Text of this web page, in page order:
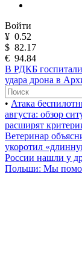
Войти
¥ 0.52
$ 82.17
€ 94.84
В РДКБ
удара дрона в
• Атака
августа: обзор
расширят
Ветеринар
укоротил
России нашли у
Польши: Мы